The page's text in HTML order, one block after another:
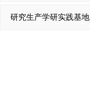
研究生产学研实践基地